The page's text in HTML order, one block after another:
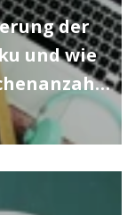
der
und wie